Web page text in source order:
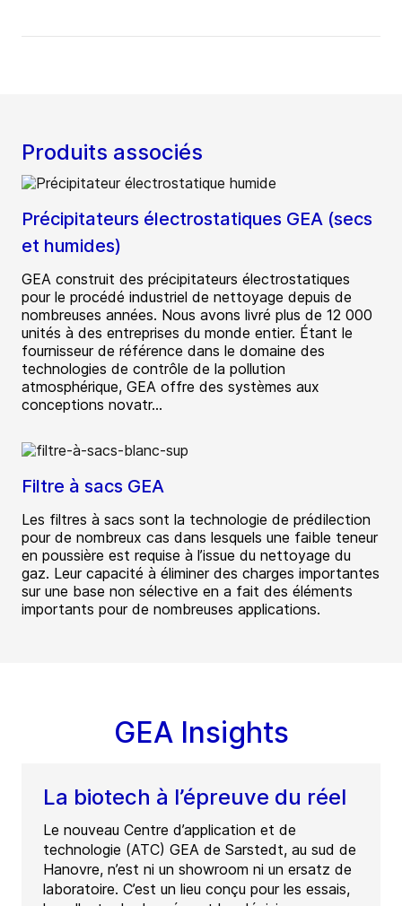
Produits associés
Précipitateurs électrostatiques GEA (secs
et humides)
GEA construit des précipitateurs électrostatiques
pour le procédé industriel de nettoyage depuis de
nombreuses années. Nous avons livré plus de 12 000
unités à des entreprises du monde entier. Étant le
fournisseur de référence dans le domaine des
technologies de contrôle de la pollution
atmosphérique, GEA offre des systèmes aux
conceptions novatr...
Filtre à sacs GEA
Les filtres à sacs sont la technologie de prédilection
pour de nombreux cas dans lesquels une faible teneur
en poussière est requise à l’issue du nettoyage du
gaz. Leur capacité à éliminer des charges importantes
sur une base non sélective en a fait des éléments
importants pour de nombreuses applications.
GEA Insights
La biotech à l’épreuve du réel
Le nouveau Centre d’application et de
technologie (ATC) GEA de Sarstedt, au sud de
Hanovre, n’est ni un showroom ni un ersatz de
laboratoire. C’est un lieu conçu pour les essais,